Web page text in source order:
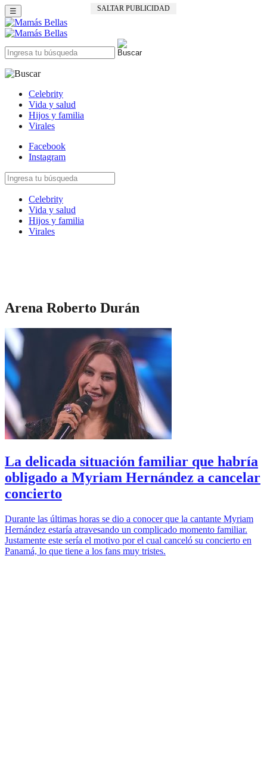
SALTAR PUBLICIDAD
☰
Celebrity
Vida y salud
Hijos y familia
Virales
Facebook
Instagram
Celebrity
Vida y salud
Hijos y familia
Virales
Arena Roberto Durán
La delicada situación familiar que habría
obligado a Myriam Hernández a cancelar
concierto
Durante las últimas horas se dio a conocer que la cantante Myriam
Hernández estaría atravesando un complicado momento familiar.
Justamente este sería el motivo por el cual canceló su concierto en
Panamá, lo que tiene a los fans muy tristes.